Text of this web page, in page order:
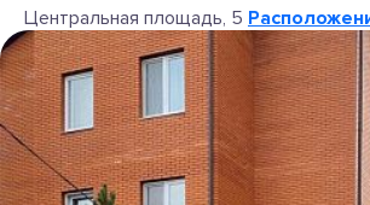
Центральная площадь, 5